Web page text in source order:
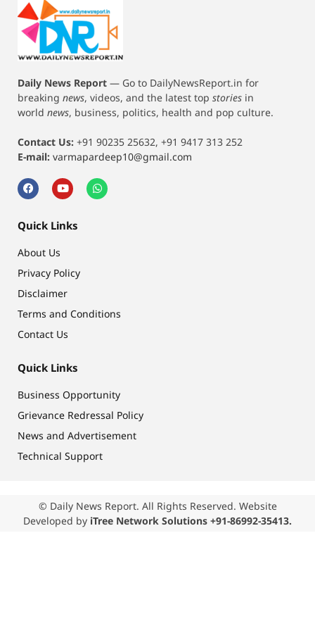
Daily News Report — Go to DailyNewsReport.in for
breaking news, videos, and the latest top stories in
world news, business, politics, health and pop culture.
Contact Us: +91 90235 25632, +91 9417 313 252
E-mail: varmapardeep10@gmail.com
Quick Links
About Us
Privacy Policy
Disclaimer
Terms and Conditions
Contact Us
Quick Links
Business Opportunity
Grievance Redressal Policy
News and Advertisement
Technical Support
© Daily News Report. All Rights Reserved. Website
Developed by iTree Network Solutions +91-86992-35413.